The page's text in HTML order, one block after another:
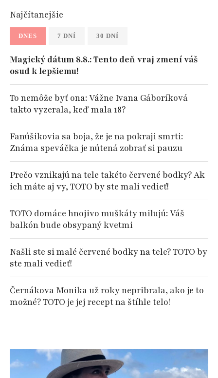
Najčítanejšie
DNES 7 DNÍ 30 DNÍ
Magický dátum 8.8.: Tento deň vraj zmení váš
osud k lepšiemu!
To nemôže byť ona: Vážne Ivana Gáboríková
takto vyzerala, keď mala 18?
Fanúšikovia sa boja, že je na pokraji smrti:
Známa speváčka je nútená zobrať si pauzu
Prečo vznikajú na tele takéto červené bodky? Ak
ich máte aj vy, TOTO by ste mali vedieť!
TOTO domáce hnojivo muškáty milujú: Váš
balkón bude obsypaný kvetmi
Našli ste si malé červené bodky na tele? TOTO by
ste mali vedieť!
Černákova Monika už roky nepribrala, ako je to
možné? TOTO je jej recept na štíhle telo!